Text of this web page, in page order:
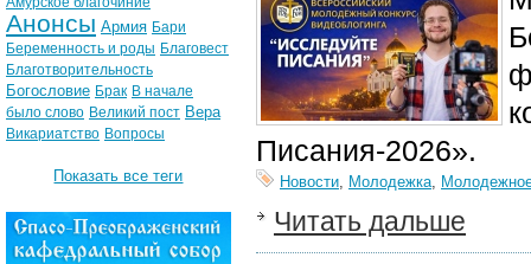
Писания-2026».
Новости, Молодежка,
Читать дальше
Анонсы Армия Бари
Беременность и роды Благовест
Благотворительность
Богословие Брак В начале
было слово Великий пост Вера
Викариатство Вопросы
Показать все теги